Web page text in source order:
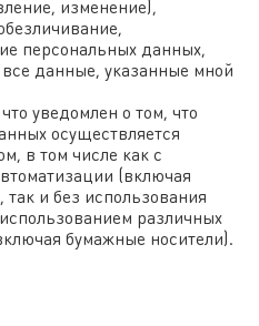
изменение),
персональных данных,
данные, указанные мной
уведомлен о том, что
осуществляется
в том числе как с
(включая
и без использования
различных
бумажные носители).